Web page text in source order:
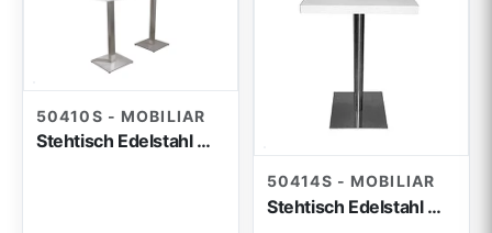
50410S - MOBILIAR
Stehtisch Edelstahl weiß 175x70x110cm
50414S - MOBILIAR
Stehtisch Edelstahl weiß flach 80x80x110cm